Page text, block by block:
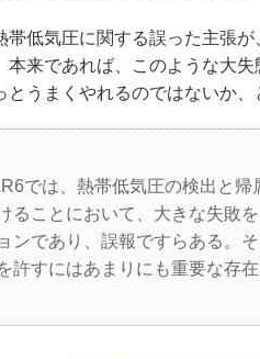
低気圧に関する誤った主張が
本来であれば、このような大
とうまくやれるのではないか
では、熱帯低気圧の検出と帰
ることにおいて、大きな失敗
ンであり、誤報ですらある。
許すにはあまりにも重要な存在